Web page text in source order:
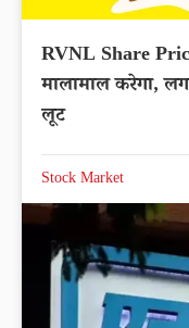
RVNL Share
मालामाल करेगा,
लूट
Stock Market